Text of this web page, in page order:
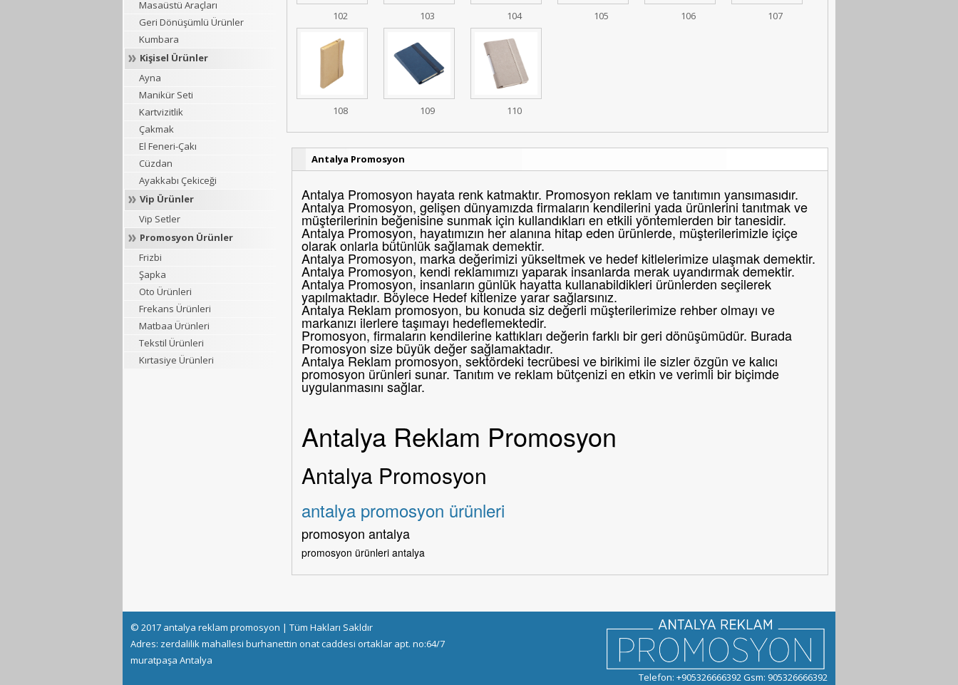
Masaüstü Araçları
Geri Dönüşümlü Ürünler
Kumbara
Kişisel Ürünler
Ayna
Manikür Seti
Kartvizitlik
Çakmak
El Feneri-Çakı
Cüzdan
Ayakkabı Çekiceği
Vip Ürünler
Vip Setler
Promosyon Ürünler
Frizbi
Şapka
Oto Ürünleri
Frekans Ürünleri
Matbaa Ürünleri
Tekstil Ürünleri
Kırtasiye Ürünleri
102 103 104 105 106 107
108 109 110
Antalya Promosyon
Antalya Promosyon hayata renk katmaktır. Promosyon reklam ve tanıtımın yansımasıdır.
Antalya Promosyon, gelişen dünyamızda firmaların kendilerini yada ürünlerini tanıtmak ve
müşterilerinin beğenisine sunmak için kullandıkları en etkili yöntemlerden bir tanesidir.
Antalya Promosyon, hayatımızın her alanına hitap eden ürünlerde, müşterilerimizle içiçe
olarak onlarla bütünlük sağlamak demektir.
Antalya Promosyon, marka değerimizi yükseltmek ve hedef kitlelerimize ulaşmak demektir.
Antalya Promosyon, kendi reklamımızı yaparak insanlarda merak uyandırmak demektir.
Antalya Promosyon, insanların günlük hayatta kullanabildikleri ürünlerden seçilerek
yapılmaktadır. Böylece Hedef kitlenize yarar sağlarsınız.
Antalya Reklam promosyon, bu konuda siz değerli müşterilerimize rehber olmayı ve
markanızı ilerlere taşımayı hedeflemektedir.
Promosyon, firmaların kendilerine kattıkları değerin farklı bir geri dönüşümüdür. Burada
Promosyon size büyük değer sağlamaktadır.
Antalya Reklam promosyon, sektördeki tecrübesi ve birikimi ile sizler özgün ve kalıcı
promosyon ürünleri sunar. Tanıtım ve reklam bütçenizi en etkin ve verimli bir biçimde
uygulanmasını sağlar.
Antalya Reklam Promosyon
Antalya Promosyon
antalya promosyon ürünleri
promosyon antalya
promosyon ürünleri antalya
© 2017 antalya reklam promosyon | Tüm Hakları Sakldır
Adres: zerdalilik mahallesi burhanettin onat caddesi ortaklar apt. no:64/7
muratpaşa Antalya
Telefon: +905326666392 Gsm: 905326666392